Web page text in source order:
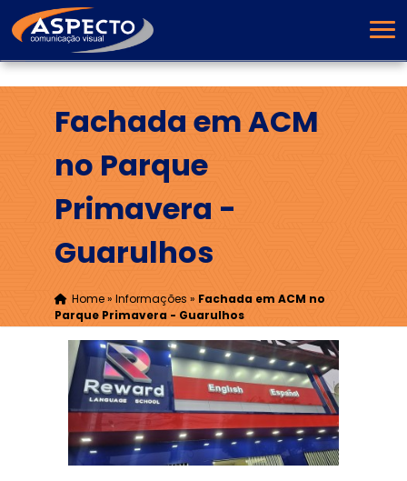
Fachada em ACM
no Parque
Primavera -
Guarulhos
Home» Informações » Fachada em ACM no
Parque Primavera - Guarulhos